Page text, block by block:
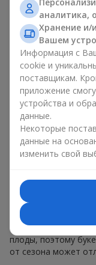
меньше, чем
превращает
гастрономический
всегда учитываем
При формировании
материалы,
декоративные
По желанию
оформлена в
всегда с
и презентабельно.
Каждое время года
плоды, поэтому
от сезона может
аналитика,
Хранение и/
Вашем
Информация с
cookie и
поставщикам.
приложение
устройства и
данные.
Некоторые
данные на
изменить свой